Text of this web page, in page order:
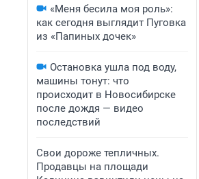
«Меня бесила моя роль»:
как сегодня выглядит Пуговка
из «Папиных дочек»
Остановка ушла под воду,
машины тонут: что
происходит в Новосибирске
после дождя — видео
последствий
Свои дороже тепличных.
Продавцы на площади